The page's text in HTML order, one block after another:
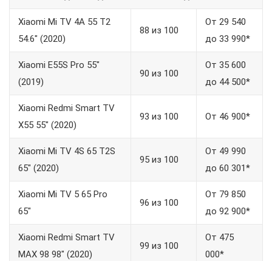
Xiaomi Mi TV 4A 55 T2
54.6″ (2020)
88 из 100
От 29 540
до 33 990*
Xiaomi E55S Pro 55″
(2019)
90 из 100
От 35 600
до 44 500*
Xiaomi Redmi Smart TV
X55 55″ (2020)
93 из 100 От 46 900*
Xiaomi Mi TV 4S 65 T2S
65″ (2020)
95 из 100
От 49 990
до 60 301*
Xiaomi Mi TV 5 65 Pro
65″
96 из 100
От 79 850
до 92 900*
Xiaomi Redmi Smart TV
MAX 98 98″ (2020)
99 из 100
От 475
000*